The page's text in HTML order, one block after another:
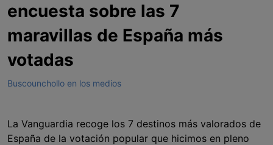
encuesta sobre las 7
maravillas de España más
votadas
Buscounchollo en los medios
La Vanguardia recoge los 7 destinos más valorados de
España de la votación popular que hicimos en pleno